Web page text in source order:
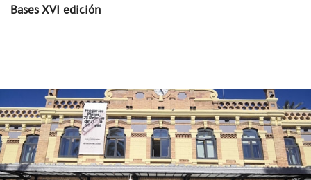
Bases XVI edición
Murcia refuerza su compromiso con la